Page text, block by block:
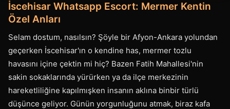
İscehisar Whatsapp Escort: Mermer Kentin
Özel Anları
Selam dostum, nasılsın? Şöyle bir Afyon-Ankara yolundan
geçerken İscehisar'ın o kendine has, mermer tozlu
havasını içine çektin mi hiç? Bazen Fatih Mahallesi'nin
sakin sokaklarında yürürken ya da ilçe merkezinin
hareketliliğine kapılmışken insanın aklına binbir türlü
düşünce geliyor. Günün yorgunluğunu atmak, biraz kafa